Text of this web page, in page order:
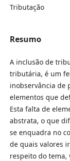
Tributação
Resumo
A inclusão de
tributária, é um
inobservância de
elementos que
Esta falta de
abstrata, o que
se enquadra no
de quais valores
respeito do tema,